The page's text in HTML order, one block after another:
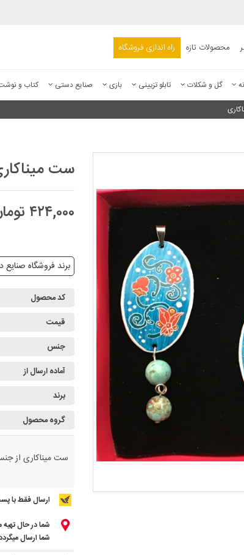
محصولات تازه راه اندازی فروشگاه
گل و شکلات تابلو تزیینی بازی صنایع دستی کتاب و نوشت
ست میناکاری -
۴۲۴,۰۰۰ تومان
برند فروشگاه
کد محصول
قیمت
جنس
آماده ارسال از
برند
گروه محصول
ست میناکاری از
ارسال فقط با
شما در حال
شما ارسال